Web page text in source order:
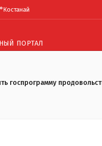
°Костанай
ПОРТАЛ
госпрограмму